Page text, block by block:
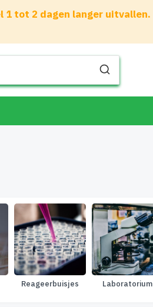
1 tot 2 dagen langer uitvallen.
Reageerbuisjes Laboratorium